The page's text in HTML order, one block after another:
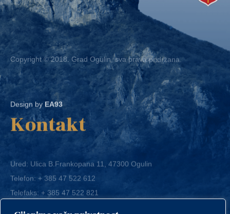
Copyright © 2018. Grad Ogulin, sva prava pridržana.
Design by EA93
Kontakt
Telefon:+ 385 47 522 612
Telefaks:+ 385 47 522 821
E-mail:grad-ogulin@ogulin.hr